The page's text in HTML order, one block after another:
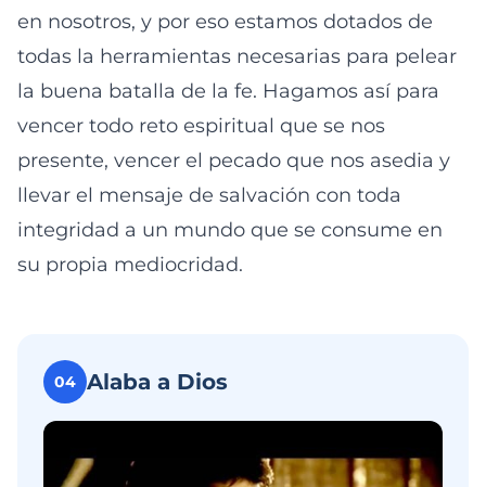
en nosotros, y por eso estamos dotados de
todas la herramientas necesarias para pelear
la buena batalla de la fe. Hagamos así para
vencer todo reto espiritual que se nos
presente, vencer el pecado que nos asedia y
llevar el mensaje de salvación con toda
integridad a un mundo que se consume en
su propia mediocridad.
04 Alaba a Dios